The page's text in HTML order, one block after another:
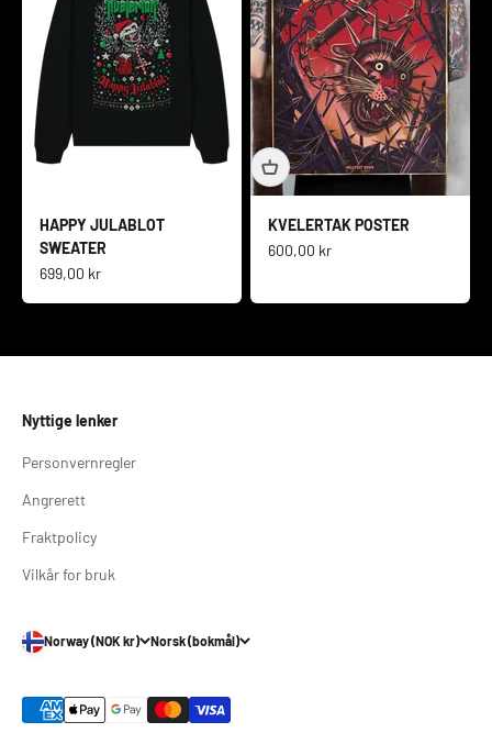
HAPPY JULABLOT
SWEATER
Salgspris
699,00 kr
KVELERTAK POSTER
Salgspris
600,00 kr
Nyttige lenker
Personvernregler
Angrerett
Fraktpolicy
Vilkår for bruk
Norway (NOK kr) Norsk (bokmål)